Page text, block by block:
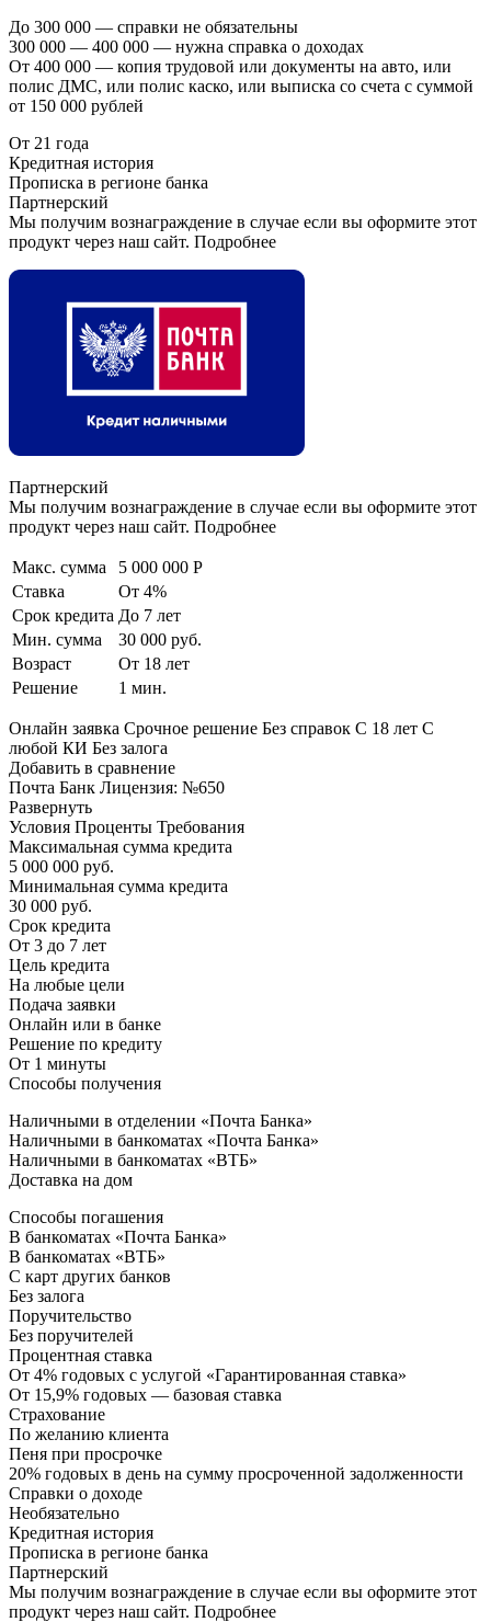
До 300 000 — справки не обязательны
300 000 — 400 000 — нужна справка о доходах
От 400 000 — копия трудовой или документы на авто, или
полис ДМС, или полис каско, или выписка со счета с суммой
от 150 000 рублей
От 21 года
Кредитная история
Прописка в регионе банка
Партнерский
Мы получим вознаграждение в случае если вы оформите этот
продукт через наш сайт. Подробнее
Партнерский
Мы получим вознаграждение в случае если вы оформите этот
продукт через наш сайт. Подробнее
Макс. сумма
5 000 000 Р
Ставка
От 4%
Срок кредита До 7 лет
Мин. сумма
30 000 руб.
Возраст
От 18 лет
Решение
1 мин.
Онлайн заявка Срочное решение Без справок С 18 лет С
любой КИ Без залога
Добавить в сравнение
Почта Банк Лицензия: №650
Развернуть
Условия Проценты Требования
Максимальная сумма кредита
5 000 000 руб.
Минимальная сумма кредита
30 000 руб.
Срок кредита
От 3 до 7 лет
Цель кредита
На любые цели
Подача заявки
Онлайн или в банке
Решение по кредиту
От 1 минуты
Способы получения
Наличными в отделении «Почта Банка»
Наличными в банкоматах «Почта Банка»
Наличными в банкоматах «ВТБ»
Доставка на дом
Способы погашения
В банкоматах «Почта Банка»
В банкоматах «ВТБ»
С карт других банков
Без залога
Поручительство
Без поручителей
Процентная ставка
От 4% годовых с услугой «Гарантированная ставка»
От 15,9% годовых — базовая ставка
Страхование
По желанию клиента
Пеня при просрочке
20% годовых в день на сумму просроченной задолженности
Справки о доходе
Необязательно
Кредитная история
Прописка в регионе банка
Партнерский
Мы получим вознаграждение в случае если вы оформите этот
продукт через наш сайт. Подробнее